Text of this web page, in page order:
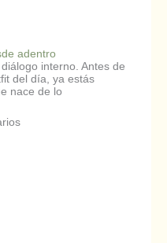
adentro
interno. Antes de
del día, ya estás
nace de lo